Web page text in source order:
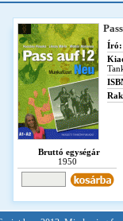
Író:
Bruttó egységár
1950